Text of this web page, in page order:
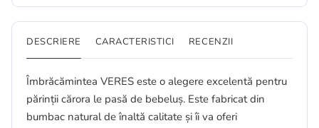
DESCRIERE CARACTERISTICI RECENZII
Îmbrăcămintea VERES este o alegere excelentă pentru
părinții cărora le pasă de bebeluș. Este fabricat din
bumbac natural de înaltă calitate și îi va oferi